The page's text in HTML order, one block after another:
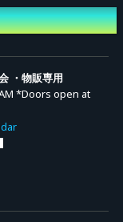
・物販専用
*Doors open at